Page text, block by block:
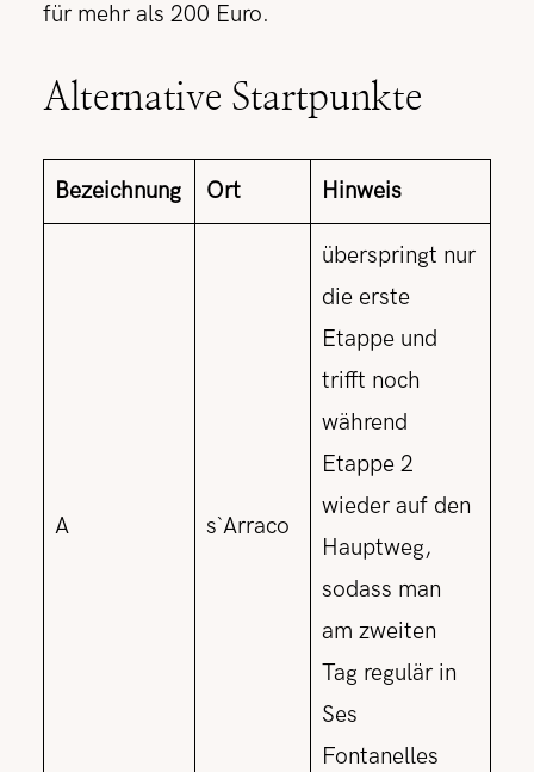
für mehr als 200 Euro.
Alternative Startpunkte
Bezeichnung Ort Hinweis
A s`Arraco
überspringt nur
die erste
Etappe und
trifft noch
während
Etappe 2
wieder auf den
Hauptweg,
sodass man
am zweiten
Tag regulär in
Ses
Fontanelles